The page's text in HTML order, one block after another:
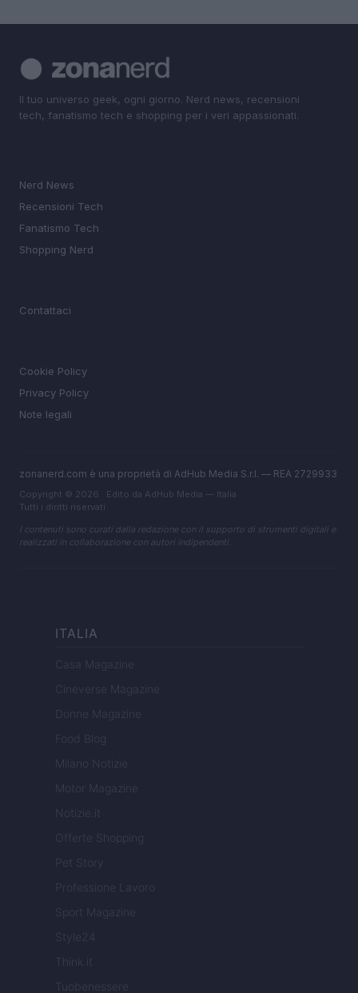
Il tuo universo geek, ogni giorno. Nerd news, recensioni
tech, fanatismo tech e shopping per i veri appassionati.
Nerd News
Recensioni Tech
Fanatismo Tech
Shopping Nerd
Contattaci
Cookie Policy
Privacy Policy
Note legali
zonanerd.com è una proprietà di AdHub Media S.r.l. — REA 2729933
Copyright © 2026 · Edito da AdHub Media — Italia
Tutti i diritti riservati
I contenuti sono curati dalla redazione con il supporto di strumenti digitali e
realizzati in collaborazione con autori indipendenti.
ITALIA
Casa Magazine
Cineverse Magazine
Donne Magazine
Food Blog
Milano Notizie
Motor Magazine
Notizie.it
Offerte Shopping
Pet Story
Professione Lavoro
Sport Magazine
Style24
Think.it
Tuobenessere